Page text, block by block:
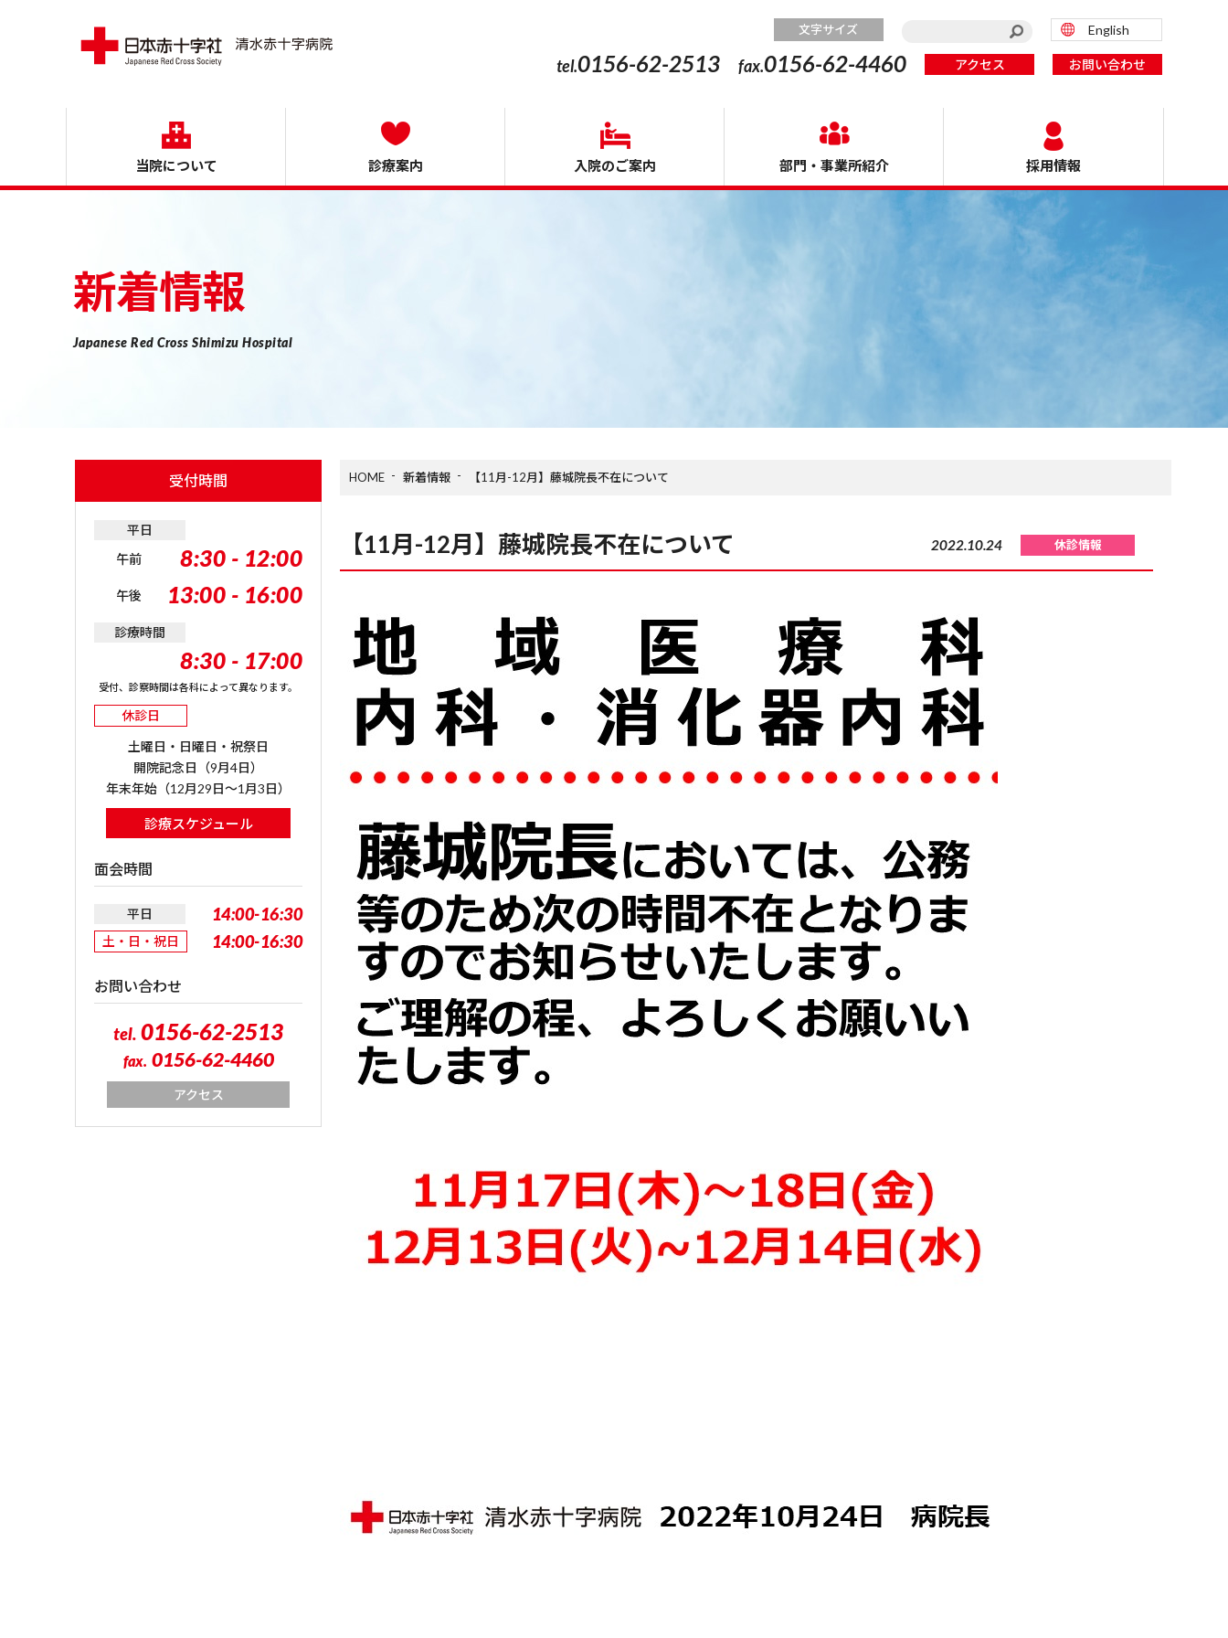
文字サイズ English
tel.0156-62-2513 fax.0156-62-4460 アクセス お問い合わせ
当院について 診療案内 入院のご案内 部門・事業所紹介 採用情報
新着情報
Japanese Red Cross Shimizu Hospital
受付時間
平日
午前
8:30 - 12:00
午後 13:00 - 16:00
診療時間
8:30 - 17:00
受付、診察時間は各科によって異なります。
休診日
土曜日・日曜日・祝祭日
開院記念日（9月4日）
年末年始（12月29日～1月3日）
診療スケジュール
面会時間
平日 14:00-16:30
土・日・祝日 14:00-16:30
お問い合わせ
tel. 0156-62-2513
fax. 0156-62-4460
アクセス
HOME 新着情報 【11月-12月】藤城院長不在について
【11月-12月】藤城院長不在について 2022.10.24 休診情報